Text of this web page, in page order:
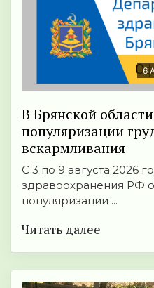
6
В Брянской
популяризации
вскармливания
С 3 по 9 августа 2026
здравоохранения РФ
популяризации ...
Читать далее